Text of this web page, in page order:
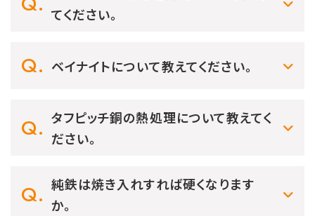
てください。
ベイナイトについて教えてください。
タフピッチ銅の熱処理について教えてく
ださい。
純鉄は焼き入れすれば硬くなります
か。